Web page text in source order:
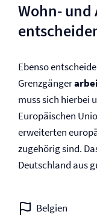
Wohn-
Ebenso
Grenzgänger
muss sich hierbei
Europäischen
erweiterten
zugehörig sind.
Deutschland aus
Belgien